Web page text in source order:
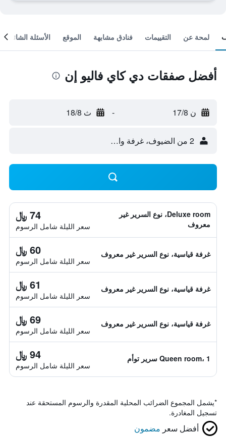
لمحة عن التقييمات فنادق مشابهة الموقع الأسئلة الشائعة
أفضل صفقات دي كاي فاليو إن
ن 17/8 - ث 18/8
2 من الضيوف، غرفة واحدة
Deluxe room، نوع السرير غير
معروف
74 ﷼
سعر الليلة شامل الرسوم
غرفة قياسية، نوع السرير غير معروف 60 ﷼
سعر الليلة شامل الرسوم
غرفة قياسية، نوع السرير غير معروف 61 ﷼
سعر الليلة شامل الرسوم
غرفة قياسية، نوع السرير غير معروف 69 ﷼
سعر الليلة شامل الرسوم
Queen room، 1 سرير توأم 94 ﷼
سعر الليلة شامل الرسوم
*يشمل المجموع الضرائب المحلية المقدرة والرسوم المستحقة عند
تسجيل المغادرة.
أفضل سعر مضمون